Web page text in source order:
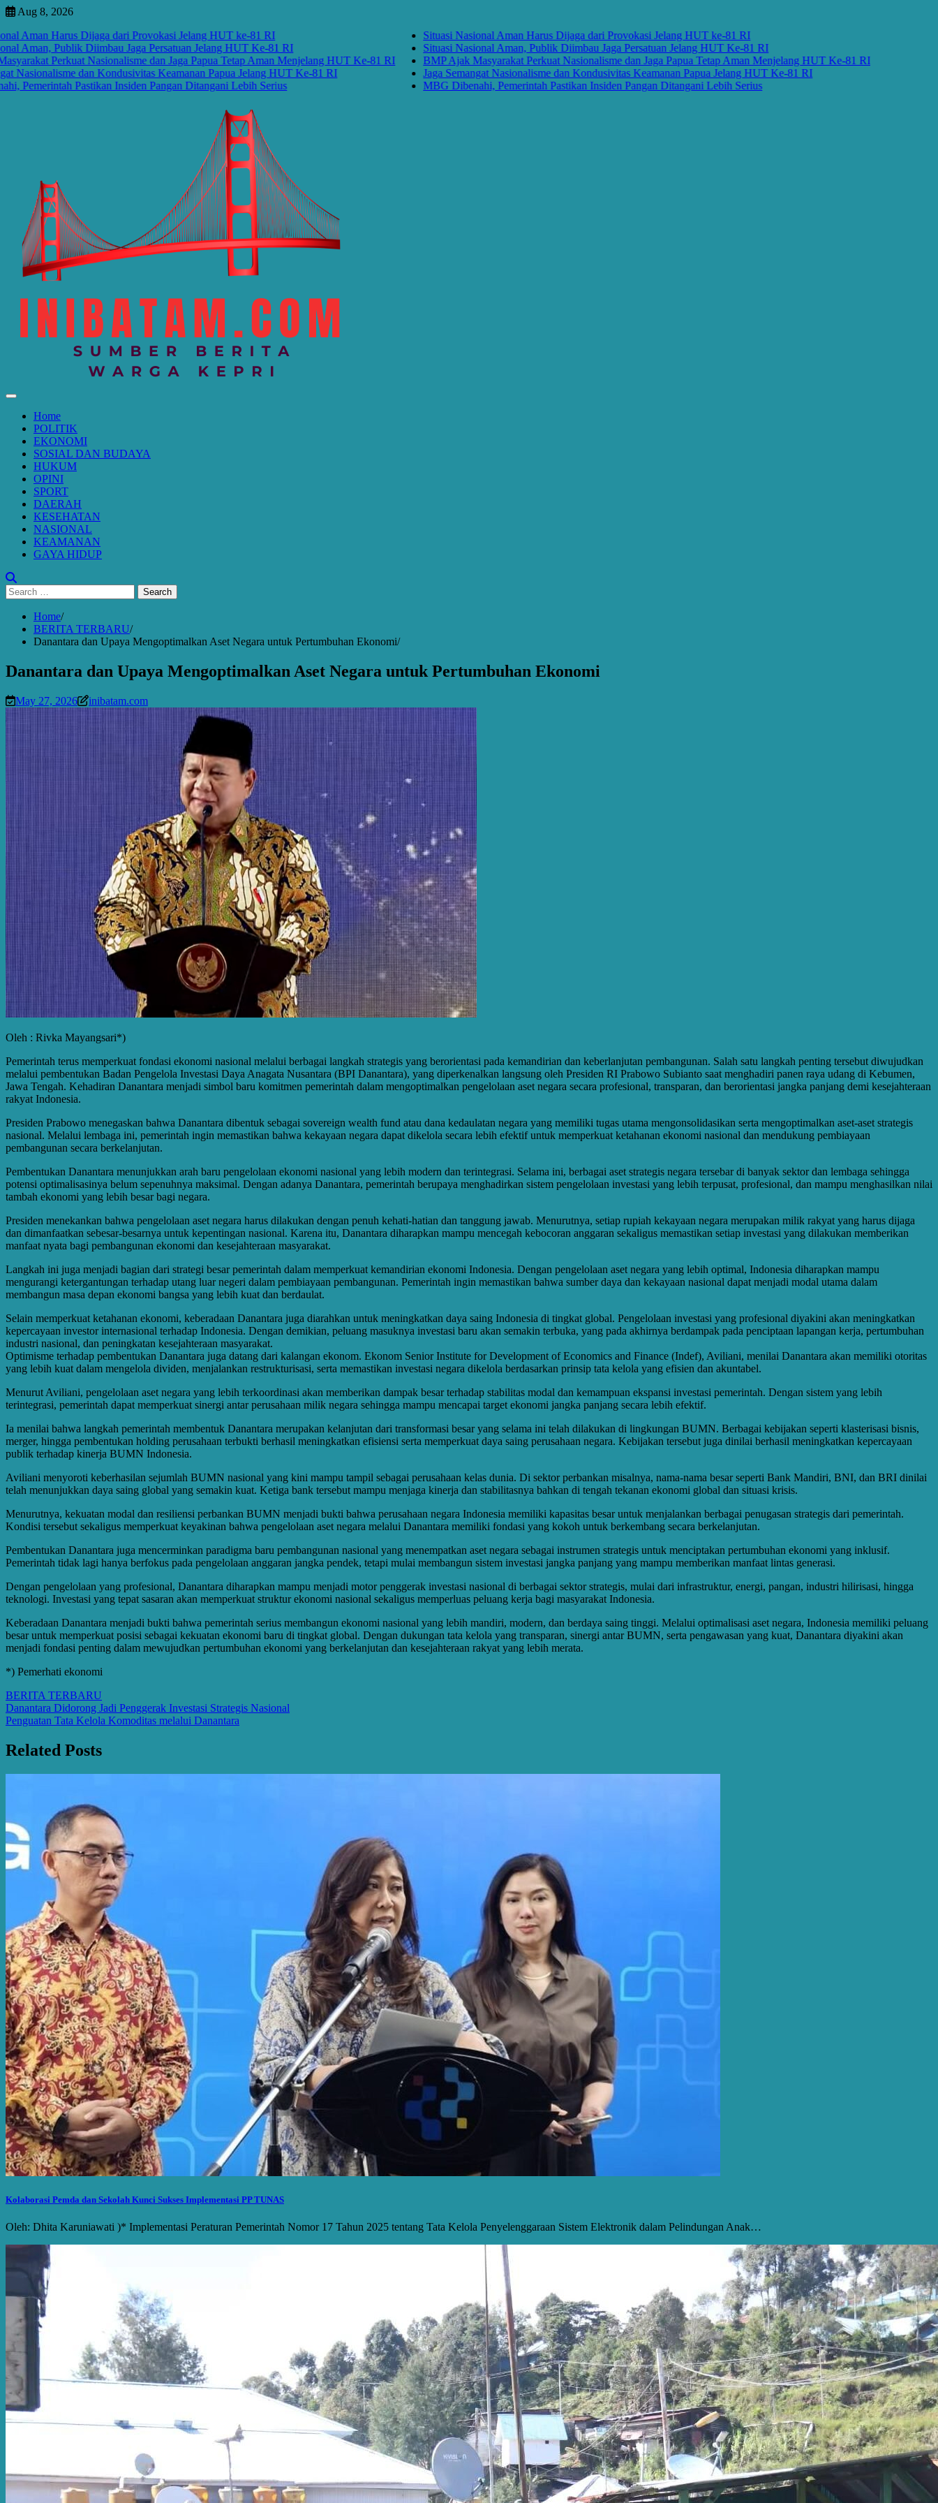
Skip
content
Aug 8, 2026
Harus Dijaga dari Provokasi Jelang HUT ke-81 RI
Publik Diimbau Jaga Persatuan Jelang HUT Ke-81 RI
Perkuat Nasionalisme dan Jaga Papua Tetap Aman Menjelang HUT Ke-81 RI
dan Kondusivitas Keamanan Papua Jelang HUT Ke-81 RI
Pastikan Insiden Pangan Ditangani Lebih Serius
Situasi Nasional Aman Harus Dijaga dari Provokasi Jelang HUT ke-81 RI
Situasi Nasional Aman, Publik Diimbau Jaga Persatuan Jelang HUT Ke-81 RI
BMP Ajak Masyarakat Perkuat Nasionalisme dan Jaga Papua Tetap Aman Menjelang HUT Ke-81 RI
Jaga Semangat Nasionalisme dan Kondusivitas Keamanan Papua Jelang HUT Ke-81 RI
MBG Dibenahi, Pemerintah Pastikan Insiden Pangan Ditangani Lebih Serius
Home
POLITIK
EKONOMI
SOSIAL DAN BUDAYA
HUKUM
OPINI
SPORT
DAERAH
KESEHATAN
NASIONAL
KEAMANAN
GAYA HIDUP
Search
for:
Home
BERITA TERBARU
Danantara dan Upaya Mengoptimalkan Aset Negara untuk Pertumbuhan Ekonomi
Danantara dan Upaya Mengoptimalkan Aset Negara untuk Pertumbuhan Ekonomi
May 27, 2026 inibatam.com
Oleh : Rivka Mayangsari*)
Pemerintah terus memperkuat fondasi ekonomi nasional melalui berbagai langkah strategis yang berorientasi pada kemandirian dan keberlanjutan pembangunan. Salah satu langkah penting tersebut diwujudkan
melalui pembentukan Badan Pengelola Investasi Daya Anagata Nusantara (BPI Danantara), yang diperkenalkan langsung oleh Presiden RI Prabowo Subianto saat menghadiri panen raya udang di Kebumen,
Jawa Tengah. Kehadiran Danantara menjadi simbol baru komitmen pemerintah dalam mengoptimalkan pengelolaan aset negara secara profesional, transparan, dan berorientasi jangka panjang demi kesejahteraan
rakyat Indonesia.
Presiden Prabowo menegaskan bahwa Danantara dibentuk sebagai sovereign wealth fund atau dana kedaulatan negara yang memiliki tugas utama mengonsolidasikan serta mengoptimalkan aset-aset strategis
nasional. Melalui lembaga ini, pemerintah ingin memastikan bahwa kekayaan negara dapat dikelola secara lebih efektif untuk memperkuat ketahanan ekonomi nasional dan mendukung pembiayaan
pembangunan secara berkelanjutan.
Pembentukan Danantara menunjukkan arah baru pengelolaan ekonomi nasional yang lebih modern dan terintegrasi. Selama ini, berbagai aset strategis negara tersebar di banyak sektor dan lembaga sehingga
potensi optimalisasinya belum sepenuhnya maksimal. Dengan adanya Danantara, pemerintah berupaya menghadirkan sistem pengelolaan investasi yang lebih terpusat, profesional, dan mampu menghasilkan nilai
tambah ekonomi yang lebih besar bagi negara.
Presiden menekankan bahwa pengelolaan aset negara harus dilakukan dengan penuh kehati-hatian dan tanggung jawab. Menurutnya, setiap rupiah kekayaan negara merupakan milik rakyat yang harus dijaga
dan dimanfaatkan sebesar-besarnya untuk kepentingan nasional. Karena itu, Danantara diharapkan mampu mencegah kebocoran anggaran sekaligus memastikan setiap investasi yang dilakukan memberikan
manfaat nyata bagi pembangunan ekonomi dan kesejahteraan masyarakat.
Langkah ini juga menjadi bagian dari strategi besar pemerintah dalam memperkuat kemandirian ekonomi Indonesia. Dengan pengelolaan aset negara yang lebih optimal, Indonesia diharapkan mampu
mengurangi ketergantungan terhadap utang luar negeri dalam pembiayaan pembangunan. Pemerintah ingin memastikan bahwa sumber daya dan kekayaan nasional dapat menjadi modal utama dalam
membangun masa depan ekonomi bangsa yang lebih kuat dan berdaulat.
Selain memperkuat ketahanan ekonomi, keberadaan Danantara juga diarahkan untuk meningkatkan daya saing Indonesia di tingkat global. Pengelolaan investasi yang profesional diyakini akan meningkatkan
kepercayaan investor internasional terhadap Indonesia. Dengan demikian, peluang masuknya investasi baru akan semakin terbuka, yang pada akhirnya berdampak pada penciptaan lapangan kerja, pertumbuhan
industri nasional, dan peningkatan kesejahteraan masyarakat.
Optimisme terhadap pembentukan Danantara juga datang dari kalangan ekonom. Ekonom Senior Institute for Development of Economics and Finance (Indef), Aviliani, menilai Danantara akan memiliki otoritas
yang lebih kuat dalam mengelola dividen, menjalankan restrukturisasi, serta memastikan investasi negara dikelola berdasarkan prinsip tata kelola yang efisien dan akuntabel.
Menurut Aviliani, pengelolaan aset negara yang lebih terkoordinasi akan memberikan dampak besar terhadap stabilitas modal dan kemampuan ekspansi investasi pemerintah. Dengan sistem yang lebih
terintegrasi, pemerintah dapat memperkuat sinergi antar perusahaan milik negara sehingga mampu mencapai target ekonomi jangka panjang secara lebih efektif.
Ia menilai bahwa langkah pemerintah membentuk Danantara merupakan kelanjutan dari transformasi besar yang selama ini telah dilakukan di lingkungan BUMN. Berbagai kebijakan seperti klasterisasi bisnis,
merger, hingga pembentukan holding perusahaan terbukti berhasil meningkatkan efisiensi serta memperkuat daya saing perusahaan negara. Kebijakan tersebut juga dinilai berhasil meningkatkan kepercayaan
publik terhadap kinerja BUMN Indonesia.
Aviliani menyoroti keberhasilan sejumlah BUMN nasional yang kini mampu tampil sebagai perusahaan kelas dunia. Di sektor perbankan misalnya, nama-nama besar seperti Bank Mandiri, BNI, dan BRI dinilai
telah menunjukkan daya saing global yang semakin kuat. Ketiga bank tersebut mampu menjaga kinerja dan stabilitasnya bahkan di tengah tekanan ekonomi global dan situasi krisis.
Menurutnya, kekuatan modal dan resiliensi perbankan BUMN menjadi bukti bahwa perusahaan negara Indonesia memiliki kapasitas besar untuk menjalankan berbagai penugasan strategis dari pemerintah.
Kondisi tersebut sekaligus memperkuat keyakinan bahwa pengelolaan aset negara melalui Danantara memiliki fondasi yang kokoh untuk berkembang secara berkelanjutan.
Pembentukan Danantara juga mencerminkan paradigma baru pembangunan nasional yang menempatkan aset negara sebagai instrumen strategis untuk menciptakan pertumbuhan ekonomi yang inklusif.
Pemerintah tidak lagi hanya berfokus pada pengelolaan anggaran jangka pendek, tetapi mulai membangun sistem investasi jangka panjang yang mampu memberikan manfaat lintas generasi.
Dengan pengelolaan yang profesional, Danantara diharapkan mampu menjadi motor penggerak investasi nasional di berbagai sektor strategis, mulai dari infrastruktur, energi, pangan, industri hilirisasi, hingga
teknologi. Investasi yang tepat sasaran akan memperkuat struktur ekonomi nasional sekaligus memperluas peluang kerja bagi masyarakat Indonesia.
Keberadaan Danantara menjadi bukti bahwa pemerintah serius membangun ekonomi nasional yang lebih mandiri, modern, dan berdaya saing tinggi. Melalui optimalisasi aset negara, Indonesia memiliki peluang
besar untuk memperkuat posisi sebagai kekuatan ekonomi baru di tingkat global. Dengan dukungan tata kelola yang transparan, sinergi antar BUMN, serta pengawasan yang kuat, Danantara diyakini akan
menjadi fondasi penting dalam mewujudkan pertumbuhan ekonomi yang berkelanjutan dan kesejahteraan rakyat yang lebih merata.
*) Pemerhati ekonomi
BERITA TERBARU
Post
navigation
Danantara Didorong Jadi Penggerak Investasi Strategis Nasional
Penguatan Tata Kelola Komoditas melalui Danantara
Related Posts
Kolaborasi Pemda dan Sekolah Kunci Sukses Implementasi PP TUNAS
Oleh: Dhita Karuniawati )* Implementasi Peraturan Pemerintah Nomor 17 Tahun 2025 tentang Tata Kelola Penyelenggaraan Sistem Elektronik dalam Pelindungan Anak…